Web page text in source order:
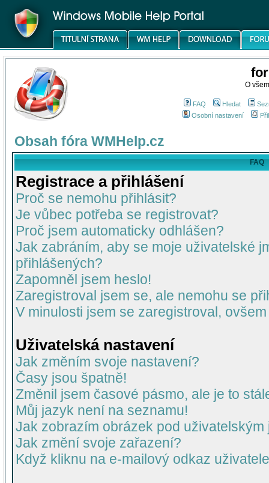
O
FAQ Hledat
Osobní nastavení
Obsah fóra WMHelp.cz
FAQ
Registrace a přihlášení
Proč se nemohu přihlásit?
Je vůbec potřeba se registrovat?
Proč jsem automaticky odhlášen?
Jak zabráním, aby se moje uživatelské
přihlášených?
Zapomněl jsem heslo!
Zaregistroval jsem se, ale nemohu se
V minulosti jsem se zaregistroval,
Uživatelská nastavení
Jak změním svoje nastavení?
Časy jsou špatně!
Změnil jsem časové pásmo, ale je to
Můj jazyk není na seznamu!
Jak zobrazím obrázek pod uživatelským
Jak změní svoje zařazení?
Když kliknu na e-mailový odkaz